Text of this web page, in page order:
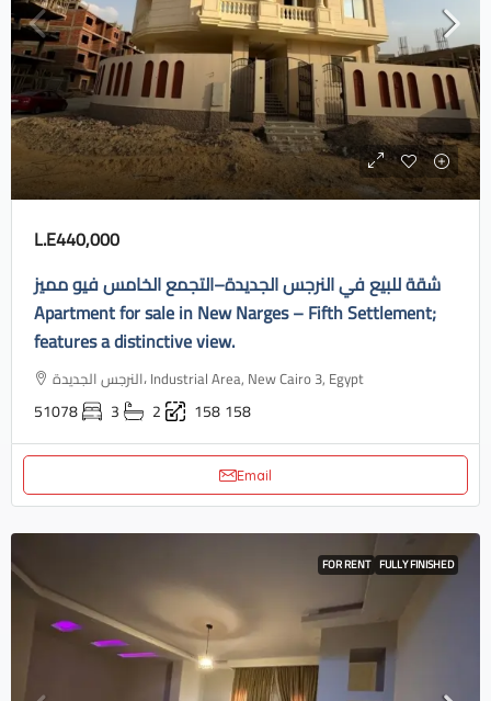
L.E440,000
شقة للبيع في النرجس الجديدة–التجمع الخامس فيو مميز
Apartment for sale in New Narges – Fifth Settlement;
features a distinctive view.
النرجس الجديدة، Industrial Area, New Cairo 3, Egypt
51078 3 2 158158
Email
FOR RENT FULLY FINISHED